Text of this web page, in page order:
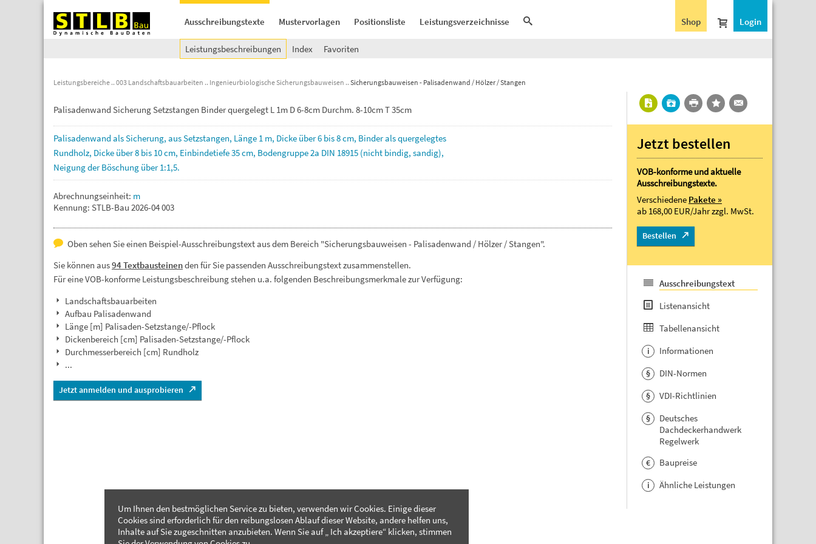
Ausschreibungstexte Mustervorlagen Positionsliste Leistungsverzeichnisse Login
Shop
Leistungsbeschreibungen Index Favoriten
Leistungsbereiche 003 Landschaftsbauarbeiten Ingenieurbiologische Sicherungsbauweisen Sicherungsbauweisen - Palisadenwand / Hölzer / Stangen
Palisadenwand Sicherung Setzstangen Binder quergelegt L 1m D 6-8cm Durchm. 8-10cm T 35cm
PalisadenwandalsSicherung, ausSetzstangen, Länge 1 m, Dicke über6 bis8cm, Binderalsquergelegtes
Rundholz, Dicke über8 bis 10cm, Einbindetiefe35cm, Bodengruppe2a DIN 18915 (nicht bindig, sandig),
NeigungderBöschung über1:1,5.
Abrechnungseinheit: m
Kennung: STLB-Bau 2026-04 003
Oben sehen Sie einen Beispiel-Ausschreibungstext aus dem Bereich "Sicherungsbauweisen - Palisadenwand / Hölzer / Stangen".
Sie können aus94 Textbausteinenden für Sie passenden Ausschreibungstext zusammenstellen.
Für eine VOB-konforme Leistungsbeschreibung stehen u.a. folgenden Beschreibungsmerkmale zur Verfügung:
Landschaftsbauarbeiten
Aufbau Palisadenwand
Länge [m] Palisaden-Setzstange/-Pflock
Dickenbereich [cm] Palisaden-Setzstange/-Pflock
Durchmesserbereich [cm] Rundholz
...
Jetzt anmelden und ausprobieren
Jetzt bestellen
VOB-konforme und aktuelle
Ausschreibungstexte.
Verschiedene Pakete »
ab 168,00 EUR/Jahrzzgl. MwSt.
Bestellen
Ausschreibungstext
Listenansicht
Tabellenansicht
i Informationen
§ DIN-Normen
§ VDI-Richtlinien
§
Deutsches
Dachdeckerhandwerk
Regelwerk
€ Baupreise
i Ähnliche Leistungen
Um Ihnen den bestmöglichen Service zu bieten, verwenden wir Cookies. Einige dieser
Cookies sind erforderlich für den reibungslosen Ablauf dieser Website, andere helfen uns,
Inhalte auf Sie zugeschnitten anzubieten. Wenn Sie auf „ Ich akzeptiere“ klicken, stimmen